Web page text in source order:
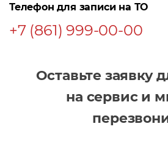
Телефон для записи на ТО
+7 (861) 999-00-00
Оставьте заявку
на сервис и